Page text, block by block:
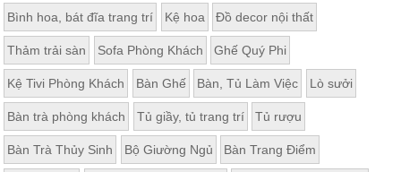
Bình hoa, bát đĩa trang trí Kệ hoa Đồ decor nội thất
Thảm trải sàn Sofa Phòng Khách Ghế Quý Phi
Kệ Tivi Phòng Khách Bàn Ghế Bàn, Tủ Làm Việc Lò sưởi
Bàn trà phòng khách Tủ giầy, tủ trang trí Tủ rượu
Bàn Trà Thủy Sinh Bộ Giường Ngủ Bàn Trang Điểm